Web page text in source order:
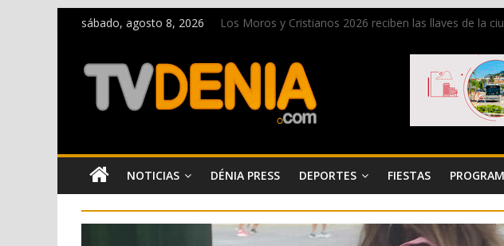
sábado, agosto 8, 2026
Los Moros y Cristianos 2026 reciben las llaves de la
Paco Adsuar dona al Arxiu de Dénia más de 50.000
La Entraeta Festera llena de ambiente la calle
El XII Festival de Jazz de Dénia reunirá durante
NOTICIAS DÉNIA PRESS DEPORTES FIESTAS